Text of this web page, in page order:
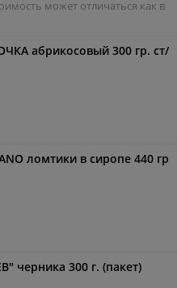
может отличаться как в
в меньшую сторону. Мы
абрикосовый 300 гр. ст/
ломтики в сиропе 440 гр
черника 300 г. (пакет)